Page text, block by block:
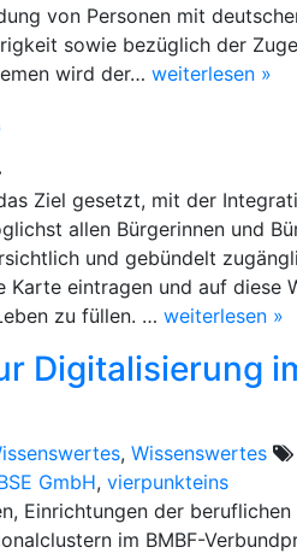
von Personen mit
sowie bezüglich der
wird der… weiterlesen »
Ziel gesetzt, mit der
allen Bürgerinnen und
und gebündelt
eintragen und auf diese
zu füllen. … weiterlesen »
Digitalisierung
, Wissenswertes
GmbH, vierpunkteins
Einrichtungen der
im BMBF-